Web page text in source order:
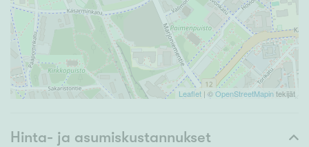
Leaflet | ©OpenStreetMapintekijät
Hinta- ja asumiskustannukset